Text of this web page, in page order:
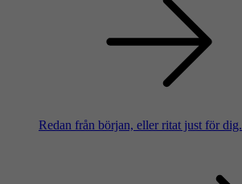
Redan från början, eller ritat just för dig.